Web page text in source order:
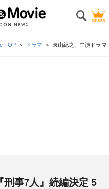
TOP ドラマ 東山紀之、主演ドラマ
事7人』続編決定 5